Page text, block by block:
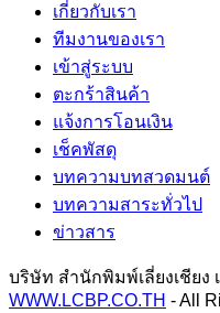
เกี่ยวกับเรา
ทีมงานของเรา
เข้าสู่ระบบ
ตะกร้าสินค้า
แจ้งการโอนเงิน
เช็คพัสดุ
บทความบทสวดมนต์
บทความสาระทั่วไป
ข่าวสาร
บริษัท สำนักพิมพ์เลี่ยงเชียง
WWW.LCBP.CO.TH - All